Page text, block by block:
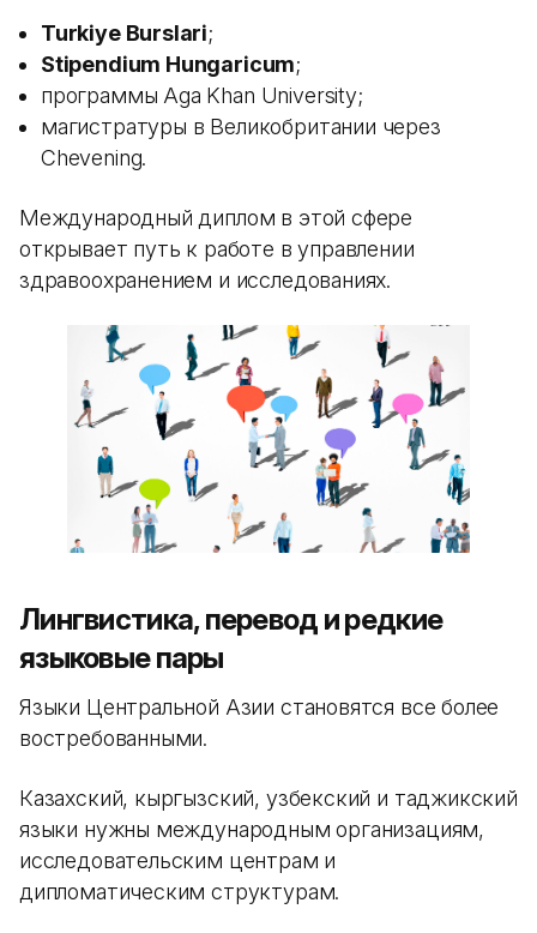
Turkiye Burslari;
Stipendium Hungaricum;
программы Aga Khan University;
магистратуры в Великобритании через
Chevening.
Международный диплом в этой сфере
открывает путь к работе в управлении
здравоохранением и исследованиях.
Лингвистика, перевод и редкие
языковые пары
Языки Центральной Азии становятся все более
востребованными.
Казахский, кыргызский, узбекский и таджикский
языки нужны международным организациям,
исследовательским центрам и
дипломатическим структурам.